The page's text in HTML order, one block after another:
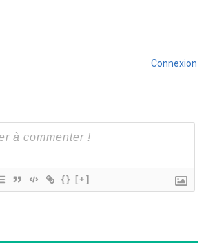
Connexion
{} [+]